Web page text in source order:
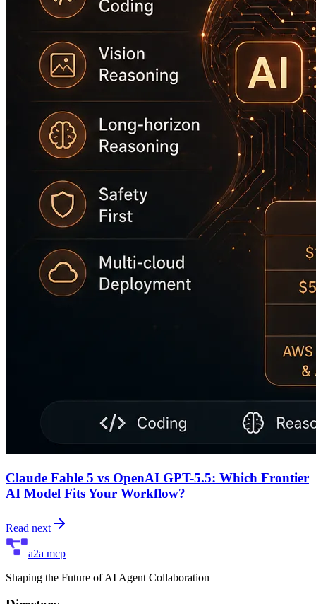
Claude Fable 5 vs OpenAI GPT-5.5: Which Frontier
AI Model Fits Your Workflow?
Read next
a2a mcp
Shaping the Future of AI Agent Collaboration